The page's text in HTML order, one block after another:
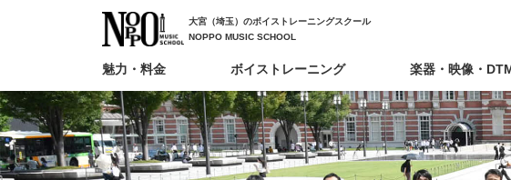
大宮（埼玉）のボイストレーニングスクール
NOPPO MUSIC SCHOOL
魅力・料金 ボイストレーニング 楽器・映像・